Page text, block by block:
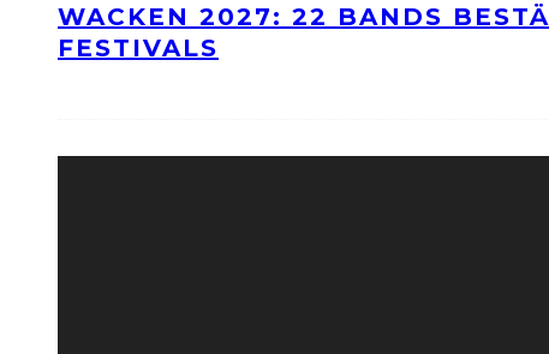
WACKEN 2027: 22 BANDS
FESTIVALS